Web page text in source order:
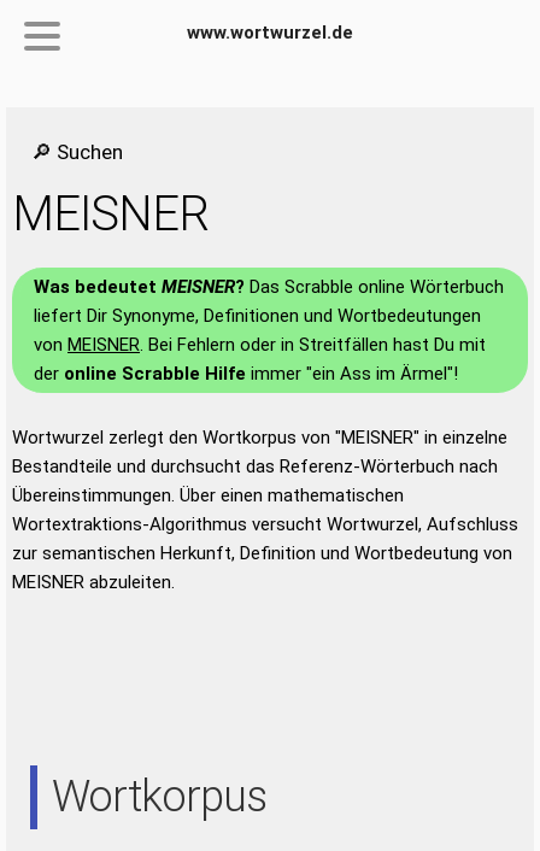
www.wortwurzel.de
🔎 Suchen
MEISNER
Was bedeutet MEISNER? Das Scrabble online Wörterbuch
liefert Dir Synonyme, Definitionen und Wortbedeutungen
von MEISNER. Bei Fehlern oder in Streitfällen hast Du mit
der online Scrabble Hilfe immer "ein Ass im Ärmel"!
Wortwurzel zerlegt den Wortkorpus von "MEISNER" in einzelne
Bestandteile und durchsucht das Referenz-Wörterbuch nach
Übereinstimmungen. Über einen mathematischen
Wortextraktions-Algorithmus versucht Wortwurzel, Aufschluss
zur semantischen Herkunft, Definition und Wortbedeutung von
MEISNER abzuleiten.
Wortkorpus